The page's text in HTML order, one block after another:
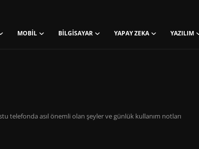
MOBIL BILGISAYAR YAPAY ZEKA YAZILIM
telefonda asıl önemli olan şeyler ve günlük kullanım notları